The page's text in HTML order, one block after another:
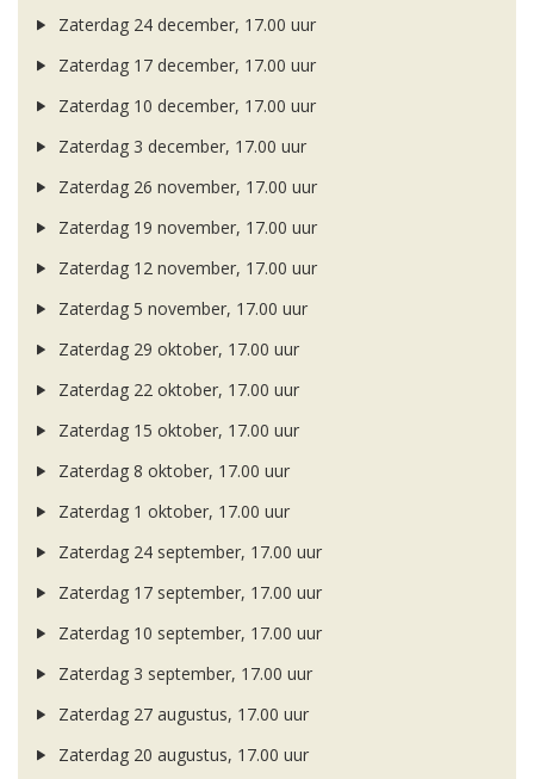
Zaterdag 24 december, 17.00 uur
Zaterdag 17 december, 17.00 uur
Zaterdag 10 december, 17.00 uur
Zaterdag 3 december, 17.00 uur
Zaterdag 26 november, 17.00 uur
Zaterdag 19 november, 17.00 uur
Zaterdag 12 november, 17.00 uur
Zaterdag 5 november, 17.00 uur
Zaterdag 29 oktober, 17.00 uur
Zaterdag 22 oktober, 17.00 uur
Zaterdag 15 oktober, 17.00 uur
Zaterdag 8 oktober, 17.00 uur
Zaterdag 1 oktober, 17.00 uur
Zaterdag 24 september, 17.00 uur
Zaterdag 17 september, 17.00 uur
Zaterdag 10 september, 17.00 uur
Zaterdag 3 september, 17.00 uur
Zaterdag 27 augustus, 17.00 uur
Zaterdag 20 augustus, 17.00 uur